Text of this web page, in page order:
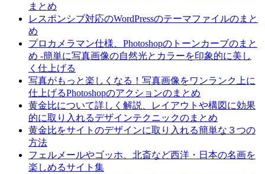
まとめ
レスポンシブ対応のWordPressのテーマファイルのまと
め
プロカメラマン仕様、Photoshopのトーンカーブのまと
め -簡単に写真画像の自然光とカラーを印象的に美し
く仕上げる
写真がもっと楽しくなる！写真画像をワンランク上に
仕上げるPhotoshopのアクションのまとめ
黄金比について詳しく解説、レイアウトや構図に効果
的に取り入れるデザインテクニックのまとめ
黄金比をサイトのデザインに取り入れる簡単な３つの
方法
フェルメールやゴッホ、北斎など西洋・日本の名画を
楽しめるサイト集